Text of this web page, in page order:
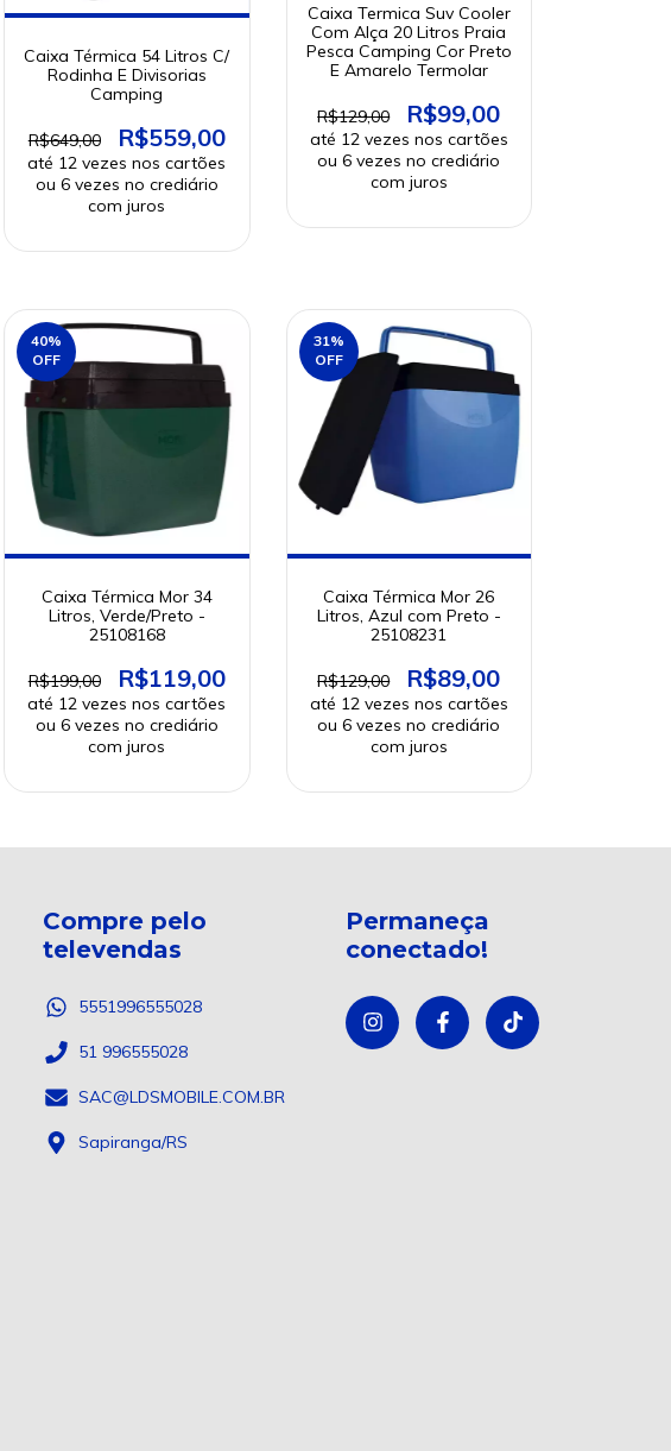
Caixa Térmica 54 Litros C/
Rodinha E Divisorias
Camping
R$649,00 R$559,00
Caixa Termica Suv Cooler
Com Alça 20 Litros Praia
Pesca Camping Cor Preto
E Amarelo Termolar
R$129,00 R$99,00
40%
OFF
Caixa Térmica Mor 34
Litros, Verde/Preto -
25108168
R$199,00 R$119,00
31%
OFF
Caixa Térmica Mor 26
Litros, Azul com Preto -
25108231
R$129,00 R$89,00
Compre pelo
televendas
5551996555028
51 996555028
SAC@LDSMOBILE.COM.BR
Sapiranga/RS
Permaneça
conectado!